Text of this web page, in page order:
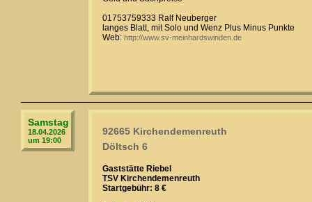
01753759333 Ralf Neuberger
langes Blatt, mit Solo und Wenz Plus Minus Punkte
Web: http://www.sv-meinhardswinden.de
Samstag
18.04.2026
um 19:00
92665 Kirchendemenreuth
Döltsch 6
Gaststätte Riebel
TSV Kirchendemenreuth
Startgebühr: 8 €